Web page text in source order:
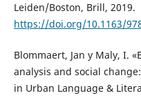
Leiden/Boston, Brill, 2019.
https://doi.org/10.1163/
Blommaert, Jan y Maly, I.
analysis and social
in Urban Language &